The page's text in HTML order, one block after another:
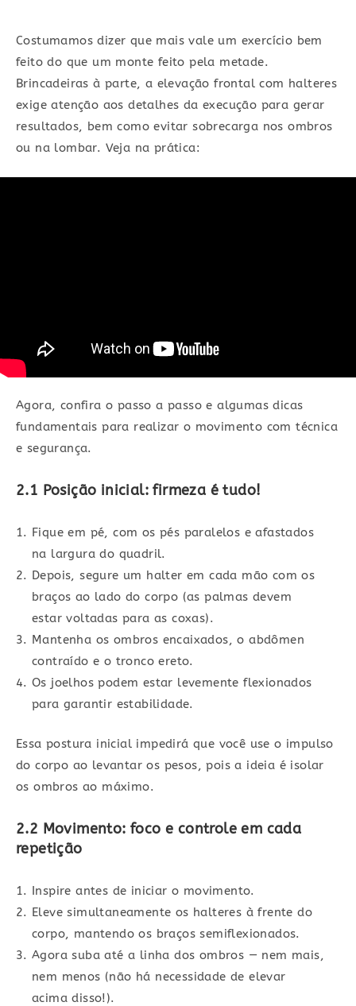
Costumamos dizer que mais vale um exercício bem
feito do que um monte feito pela metade.
Brincadeiras à parte, a elevação frontal com halteres
exige atenção aos detalhes da execução para gerar
resultados, bem como evitar sobrecarga nos ombros
ou na lombar. Veja na prática:
Agora, confira o passo a passo e algumas dicas
fundamentais para realizar o movimento com técnica
e segurança.
2.1 Posição inicial: firmeza é tudo!
Fique em pé, com os pés paralelos e afastados
na largura do quadril.
Depois, segure um halter em cada mão com os
braços ao lado do corpo (as palmas devem
estar voltadas para as coxas).
Mantenha os ombros encaixados, o abdômen
contraído e o tronco ereto.
Os joelhos podem estar levemente flexionados
para garantir estabilidade.
Essa postura inicial impedirá que você use o impulso
do corpo ao levantar os pesos, pois a ideia é isolar
os ombros ao máximo.
2.2 Movimento: foco e controle em cada
repetição
Inspire antes de iniciar o movimento.
Eleve simultaneamente os halteres à frente do
corpo, mantendo os braços semiflexionados.
Agora suba até a linha dos ombros — nem mais,
nem menos (não há necessidade de elevar
acima disso!).